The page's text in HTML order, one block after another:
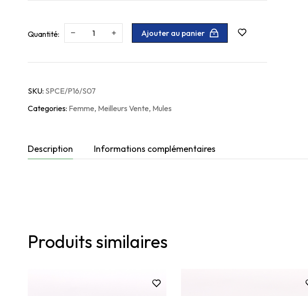
Ajouter au panier
SKU: SPCE/P16/S07
Categories: Femme, Meilleurs Vente, Mules
Description Informations complémentaires
Produits similaires